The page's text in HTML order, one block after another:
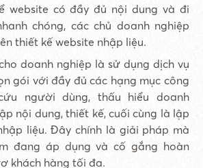
website có đầy đủ nội dung và đi
chóng, các chủ doanh nghiệp
thiết kế website nhập liệu.
doanh nghiệp là sử dụng dịch vụ
gói với đầy đủ các hạng mục công
người dùng, thấu hiểu doanh
nội dung, thiết kế, cuối cùng là lập
liệu. Đây chính là giải pháp mà
đang áp dụng và cố gắng hoàn
khách hàng tối đa.